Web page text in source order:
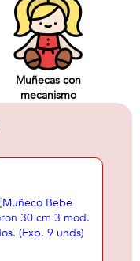
Muñecas con
mecanismo